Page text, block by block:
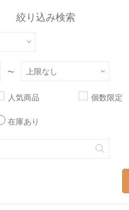
絞り込み検索
〜
人気商品 個数限定
在庫あり